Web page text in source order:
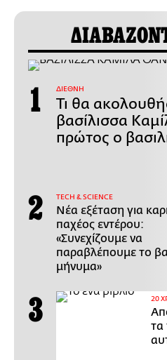
ΔΙΕΘΝΗ
Τι θα
βασίλισσα
πρώτος ο
ΤECH & SCIENCE
Νέα εξέταση για
παχέος εντέρου:
«Συνεχίζουμε να
παραβλέπουμε το
μήνυμα»
20
τα